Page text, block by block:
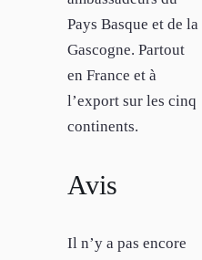
Pays Basque et de la
Gascogne. Partout
en France et à
l’export sur les cinq
continents.
Avis
Il n’y a pas encore